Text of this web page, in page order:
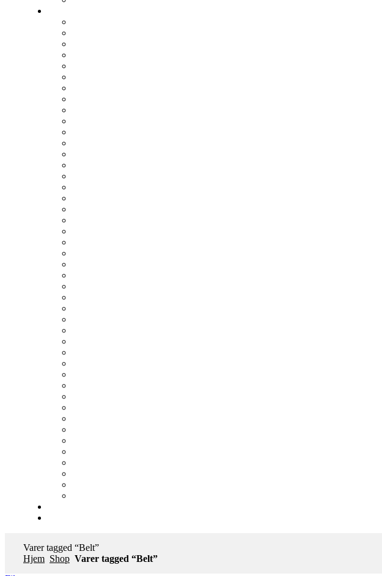
Varer tagged “Belt”
Hjem Shop Varer tagged “Belt”